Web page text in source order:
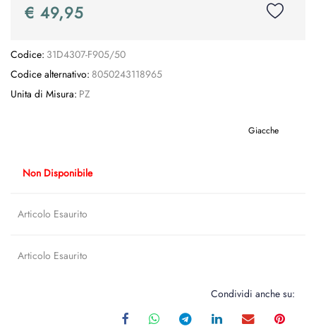
€ 49,95
Codice: 31D4307-F905/50
Codice alternativo: 8050243118965
Unita di Misura: PZ
Giacche
Non Disponibile
Articolo Esaurito
Articolo Esaurito
Condividi anche su: